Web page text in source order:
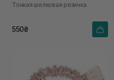
Тонкая шелковая резинка
550₴